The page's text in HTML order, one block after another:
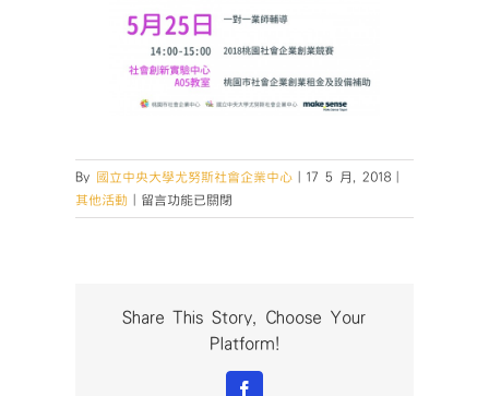
By 國立中央大學尤努斯社會企業中心 17 5 月, 2018
其他活動
在
〈桃
會
留言功能已關閉
Share This Story, Choose Your
Platform!